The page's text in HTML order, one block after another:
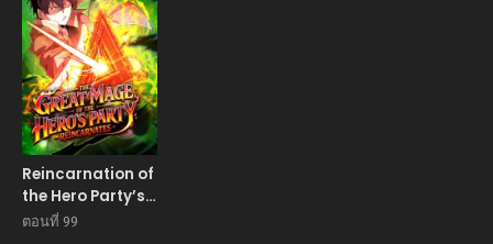
Reincarnation of
the Hero Party’s
Grand Mage
ตอนที่ 99